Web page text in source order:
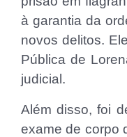
à garantia da
novos delitos.
Pública de
judicial.
Além disso, foi
exame de corpo